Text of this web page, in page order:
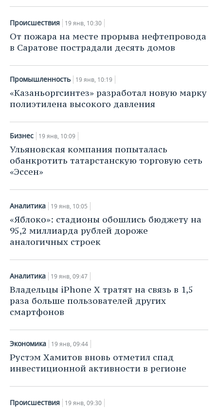
Происшествия 19 янв, 10:30
От пожара на месте прорыва нефтепровода
в Саратове пострадали десять домов
Промышленность 19 янв, 10:19
«Казаньоргсинтез» разработал новую марку
полиэтилена высокого давления
Бизнес 19 янв, 10:09
Ульяновская компания попыталась
обанкротить татарстанскую торговую сеть
«Эссен»
Аналитика 19 янв, 10:05
«Яблоко»: стадионы обошлись бюджету на
95,2 миллиарда рублей дороже
аналогичных строек
Аналитика 19 янв, 09:47
Владельцы iPhone X тратят на связь в 1,5
раза больше пользователей других
смартфонов
Экономика 19 янв, 09:44
Рустэм Хамитов вновь отметил спад
инвестиционной активности в регионе
Происшествия 19 янв, 09:30